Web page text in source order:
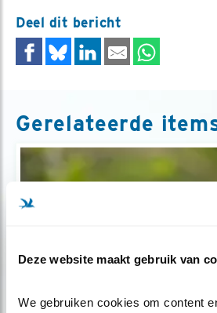
Deze website maakt gebruik van
We gebruiken cookies om content
Deel dit bericht
Gerelateerde